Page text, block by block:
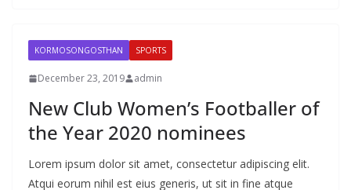
KORMOSONGOSTHAN SPORTS
December 23, 2019 admin
New Club Women’s Footballer of
the Year 2020 nominees
Lorem ipsum dolor sit amet, consectetur adipiscing elit.
Atqui eorum nihil est eius generis, ut sit in fine atque